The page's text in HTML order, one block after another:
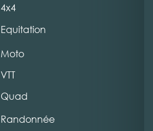
4x4
Equitation
Moto
VTT
Quad
Randonnée